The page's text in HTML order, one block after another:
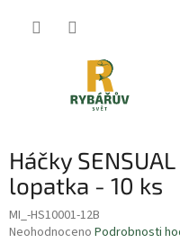
Háčky
lopatka - 10 ks
MI_-HS10001-12B
Průměrné
Neohodnoceno Podrobnosti